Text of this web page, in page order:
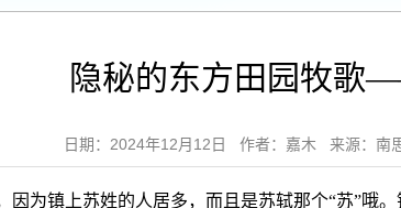
隐秘的东方田园牧歌
日期：2024年12月12日 作者：嘉木 来源：
为镇上苏姓的人居多，而且是苏轼那个“苏”哦